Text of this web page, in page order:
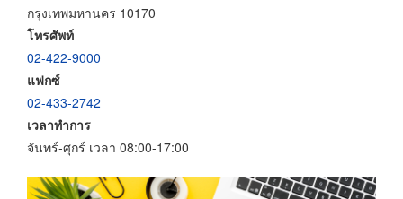
กรุงเทพมหานคร 10170
โทรศัพท์
02-422-9000
แฟกซ์
02-433-2742
เวลาทำการ
จันทร์-ศุกร์ เวลา 08:00-17:00